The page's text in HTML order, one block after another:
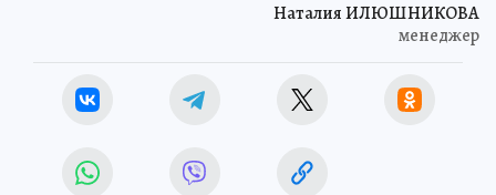
Наталия ИЛЮШНИКОВА
менеджер